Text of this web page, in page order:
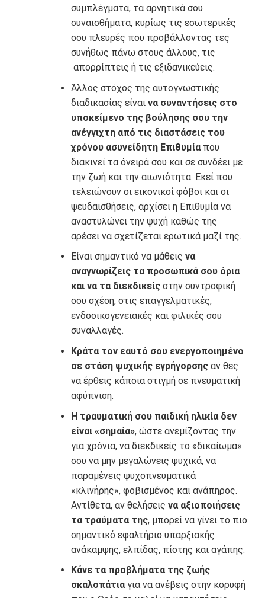
συμπλέγματα, τα αρνητικά σου
συναισθήματα, κυρίως τις εσωτερικές
σου πλευρές που προβάλλοντας τες
συνήθως πάνω στους άλλους, τις
απορρίπτεις ή τις εξιδανικεύεις.
Άλλος στόχος της αυτογνωστικής
διαδικασίας είναι να συναντήσεις στο
υποκείμενο της βούλησης σου την
ανέγγιχτη από τις διαστάσεις του
χρόνου ασυνείδητη Επιθυμίαπου
διακινεί τα όνειρά σου και σε συνδέει με
την ζωή και την αιωνιότητα. Εκεί που
τελειώνουν οι εικονικοί φόβοι και οι
ψευδαισθήσεις, αρχίσει η Επιθυμία να
αναστυλώνει την ψυχή καθώς της
αρέσει να σχετίζεται ερωτικά μαζί της.
Είναι σημαντικό να μάθεις να
αναγνωρίζεις τα προσωπικά σου όρια
και να τα διεκδικείςστην συντροφική
σου σχέση, στις επαγγελματικές,
ενδοοικογενειακές και φιλικές σου
συναλλαγές.
Κράτα τον εαυτό σου ενεργοποιημένο
σε στάση ψυχικής εγρήγορσηςαν θες
να έρθεις κάποια στιγμή σε πνευματική
αφύπνιση.
Η τραυματική σου παιδική ηλικία δεν
είναι «σημαία», ώστε ανεμίζοντας την
για χρόνια, να διεκδικείς το «δικαίωμα»
σου να μην μεγαλώνεις ψυχικά, να
παραμένεις ψυχοπνευματικά
«κλινήρης», φοβισμένος και ανάπηρος.
Αντίθετα, αν θελήσεις να αξιοποιήσεις
τα τραύματα της, μπορεί να γίνει το πιο
σημαντικό εφαλτήριο υπαρξιακής
ανάκαμψης, ελπίδας, πίστης και αγάπης.
Κάνε τα προβλήματα της ζωής
σκαλοπάτιαγια να ανέβεις στην κορυφή